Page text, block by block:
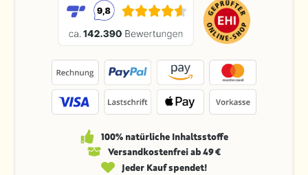
100% natürliche Inhaltsstoffe
Versandkosten­frei ab 49 €
Jeder Kauf spendet!